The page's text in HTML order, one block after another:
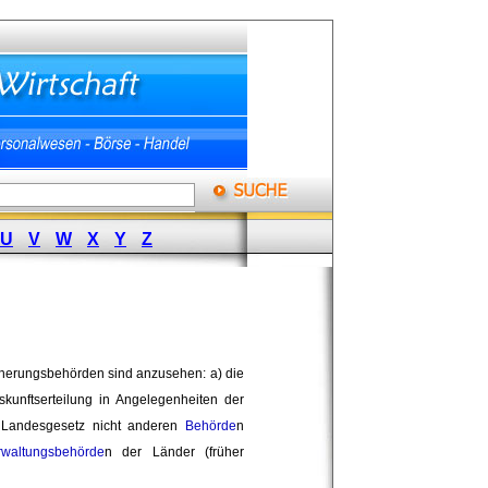
U V W X Y Z
sind anzusehen: a) die
in Angelegenheiten der
nicht anderen
Behörden
n der Länder (früher